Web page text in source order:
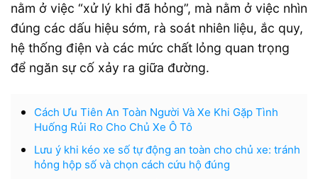
nằm ở việc “xử lý khi đã hỏng”, mà nằm ở việc nhìn
đúng các dấu hiệu sớm, rà soát nhiên liệu, ắc quy,
hệ thống điện và các mức chất lỏng quan trọng
để ngăn sự cố xảy ra giữa đường.
Cách Ưu Tiên An Toàn Người Và Xe Khi Gặp Tình
Huống Rủi Ro Cho Chủ Xe Ô Tô
Lưu ý khi kéo xe số tự động an toàn cho chủ xe: tránh
hỏng hộp số và chọn cách cứu hộ đúng